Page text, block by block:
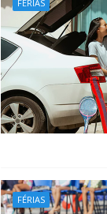
FÉRIAS
FÉRIAS